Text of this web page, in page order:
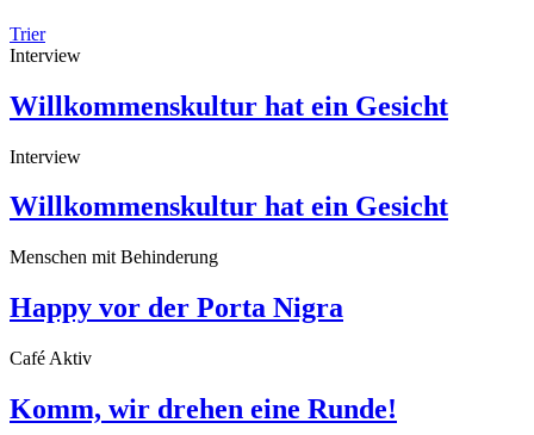
Trier
Interview
Willkommenskultur hat ein Gesicht
Interview
Willkommenskultur hat ein Gesicht
Menschen mit Behinderung
Happy vor der Porta Nigra
Café Aktiv
Komm, wir drehen eine Runde!